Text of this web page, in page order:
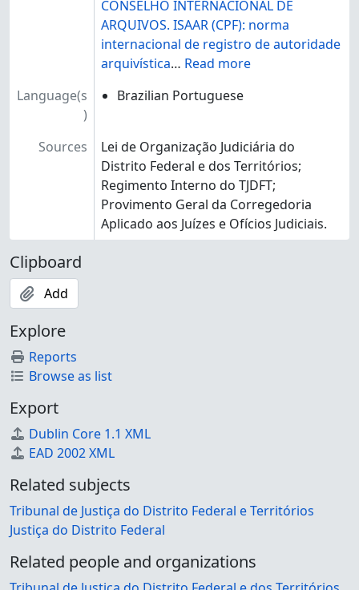
CONSELHO INTERNACIONAL DE
ARQUIVOS. ISAAR (CPF): norma
internacional de registro de autoridade
arquivística… Read more
Language(s
)
Brazilian Portuguese
Sources
Lei de Organização Judiciária do
Distrito Federal e dos Territórios;
Regimento Interno do TJDFT;
Provimento Geral da Corregedoria
Aplicado aos Juízes e Ofícios Judiciais.
Clipboard
Add
Explore
Reports
Browse as list
Export
Dublin Core 1.1 XML
EAD 2002 XML
Related subjects
Tribunal de Justiça do Distrito Federal e Territórios
Justiça do Distrito Federal
Related people and organizations